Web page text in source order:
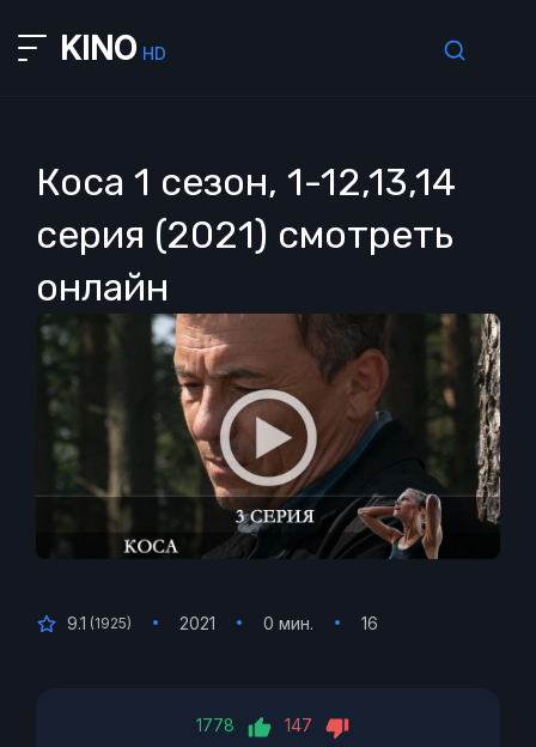
KINO HD
Коса 1 сезон, 1-12,13,14
серия (2021) смотреть
онлайн
9.1 (1925) 2021 0 мин. 16
1778 147